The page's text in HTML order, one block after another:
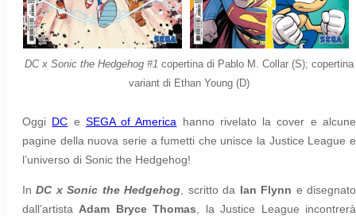
DC x Sonic the Hedgehog #1 copertina di Pablo M. Collar (S); copertina
variant di Ethan Young (D)
Oggi DC e SEGA of America hanno rivelato la cover e alcune
pagine della nuova serie a fumetti che unisce la Justice League e
l’universo di Sonic the Hedgehog!
InDC x Sonic the Hedgehog , scritto da Ian Flynn e disegnato
dall’artista Adam Bryce Thomas , la Justice League incontrerà